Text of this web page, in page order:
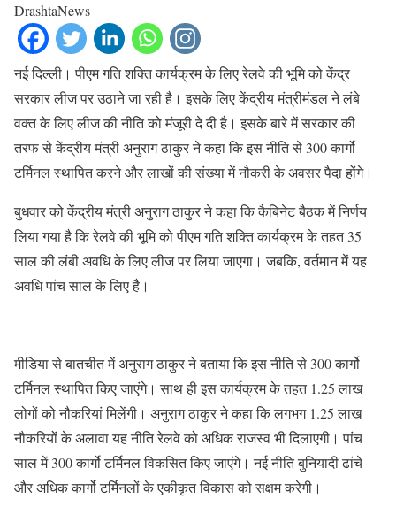
DrashtaNews
नई दिल्ली। पीएम गति शक्ति कार्यक्रम के लिए रेलवे की भूमि को केंद्र
सरकार लीज पर उठाने जा रही है। इसके लिए केंद्रीय मंत्रीमंडल ने लंबे
वक्त के लिए लीज की नीति को मंजूरी दे दी है। इसके बारे में सरकार की
तरफ से केंद्रीय मंत्री अनुराग ठाकुर ने कहा कि इस नीति से 300 कार्गो
टर्मिनल स्थापित करने और लाखों की संख्या में नौकरी के अवसर पैदा होंगे।
बुधवार को केंद्रीय मंत्री अनुराग ठाकुर ने कहा कि कैबिनेट बैठक में निर्णय
लिया गया है कि रेलवे की भूमि को पीएम गति शक्ति कार्यक्रम के तहत 35
साल की लंबी अवधि के लिए लीज पर लिया जाएगा। जबकि, वर्तमान में यह
अवधि पांच साल के लिए है।
मीडिया से बातचीत में अनुराग ठाकुर ने बताया कि इस नीति से 300 कार्गो
टर्मिनल स्थापित किए जाएंगे। साथ ही इस कार्यक्रम के तहत 1.25 लाख
लोगों को नौकरियां मिलेंगी। अनुराग ठाकुर ने कहा कि लगभग 1.25 लाख
नौकरियों के अलावा यह नीति रेलवे को अधिक राजस्व भी दिलाएगी। पांच
साल में 300 कार्गो टर्मिनल विकसित किए जाएंगे। नई नीति बुनियादी ढांचे
और अधिक कार्गो टर्मिनलों के एकीकृत विकास को सक्षम करेगी।